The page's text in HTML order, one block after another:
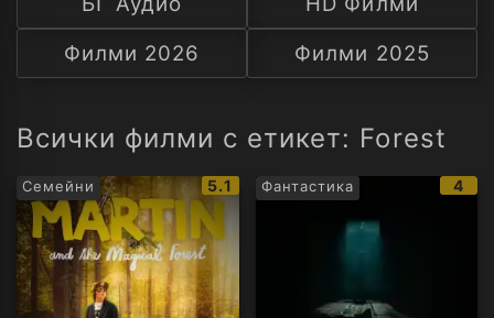
С
А
Филми 2026
Филми 2025
Всички филми с етикет: Forest
Семейни
IMDb
рейтинг:
5.1 Фантастика 4